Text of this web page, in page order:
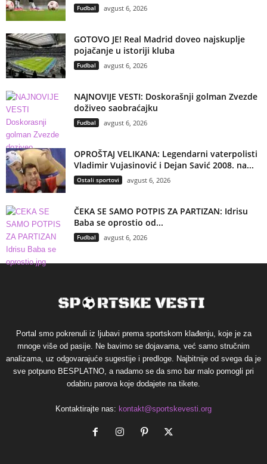
Fudbal avgust 6, 2026
GOTOVO JE! Real Madrid doveo najskuplje
pojačanje u istoriji kluba
Fudbal avgust 6, 2026
NAJNOVIJE VESTI: Doskorašnji golman Zvezde
doživeo saobraćajku
Fudbal avgust 6, 2026
OPROŠTAJ VELIKANA: Legendarni vaterpolisti
Vladimir Vujasinović i Dejan Savić 2008. na...
Ostali sportovi avgust 6, 2026
ČEKA SE SAMO POTPIS ZA PARTIZAN: Idrisu
Baba se oprostio od...
Fudbal avgust 6, 2026
Portal smo pokrenuli iz ljubavi prema sportskom klađenju, koje je za
mnoge više od pasije. Ne bavimo se dojavama, već samo stručnim
analizama, uz odgovarajuće sugestije i predloge. Najbitnije od svega da je
sve potpuno BESPLATNO, a nadamo se da smo bar malo pomogli pri
odabiru parova koje dodajete na tikete.
Kontaktirajte nas: kontakt@sportskevesti.org